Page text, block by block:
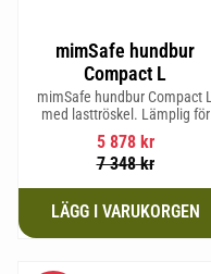
mimSafe hundbur
Compact L
mimSafe hundbur Compact L
med lasttröskel. Lämplig för
hundraser upp till 58 cm i
mankhöjd.
5 878kr
7 348kr